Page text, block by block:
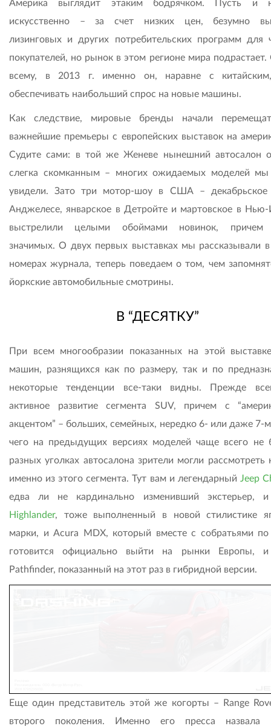
Америка выглядит этаким бодрячком. Пусть и
искусственно – за счет низких цен, безумно
лизинговых и других потребительских программ для
покупателей, но рынок в этом регионе мира подрастает.
всему, в 2013 г. именно он, наравне с
обеспечивать наибольший спрос на новые машины.
Как следствие, мировые бренды начали
важнейшие премьеры с европейских выставок на
Судите сами: в той же Женеве нынешний автосалон
слегка скомканным – многих ожидаемых моделей
увидели. Зато три мотор-шоу в США –
Анджелесе, январское в Детройте и мартовское в
выстрелили целыми обоймами новинок, причем
значимых. О двух первых выставках мы рассказывали
номерах журнала, теперь поведаем о том, чем
йоркские автомобильные смотрины.
В “ДЕСЯТКУ”
При всем многообразии показанных на этой
машин, разнящихся как по размеру, так и по
некоторые тенденции все-таки видны. Прежде
активное развитие сегмента SUV, причем с
акцентом” – больших, семейных, нередко 6- или даже 7-
чего на предыдущих версиях моделей чаще всего не
разных уголках автосалона зрители могли рассмотреть
именно из этого сегмента. Тут вам и легендарный Jeep
едва ли не кардинально изменивший экстерьер,
Highlander, тоже выполненный в новой стилистике
марки, и Acura MDX, который вместе с собратьями по
готовится официально выйти на рынки Европы, и
Pathfinder, показанный на этот раз в гибридной версии.
Еще один представитель этой же когорты – Range
второго поколения. Именно его пресса назвала